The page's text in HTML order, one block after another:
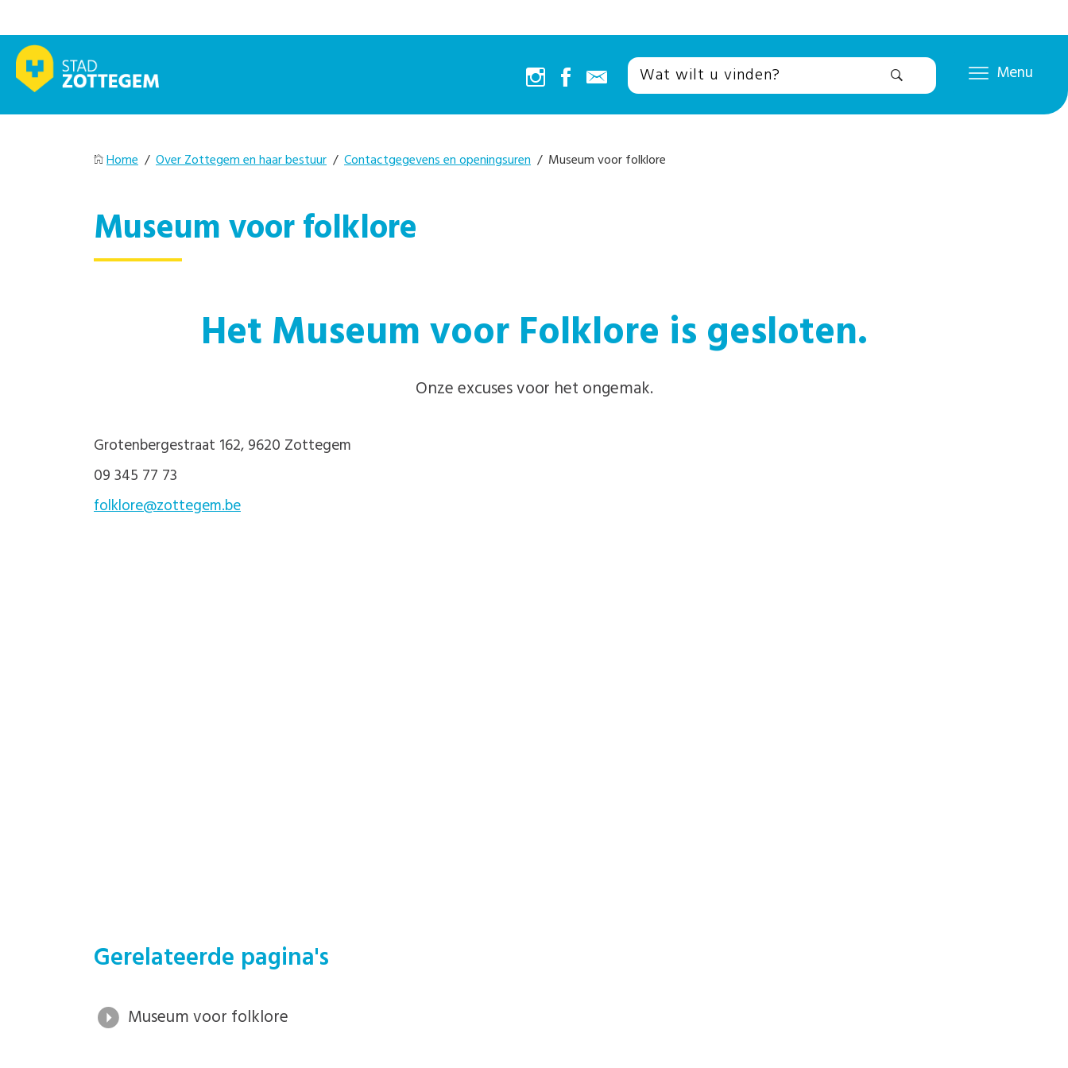
Menu
Home / Over Zottegem en haar bestuur / Contactgegevens en openingsuren / Museum voor folklore
Museum voor folklore
Het Museum voor Folklore is gesloten.
Onze excuses voor het ongemak.
Grotenbergestraat 162, 9620 Zottegem
09 345 77 73
folklore@zottegem.be
Gerelateerde pagina's
Museum voor folklore